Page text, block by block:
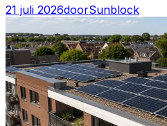
21 juli 2026doorSunblock